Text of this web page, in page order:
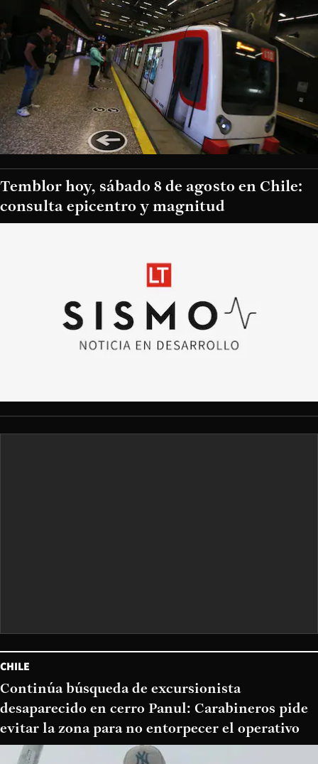
Temblor hoy, sábado 8 de agosto en Chile:
consulta epicentro y magnitud
CHILE
Continúa búsqueda de excursionista
desaparecido en cerro Panul: Carabineros pide
evitar la zona para no entorpecer el operativo